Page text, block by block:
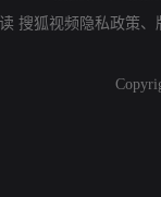
搜狐视频隐私政策、